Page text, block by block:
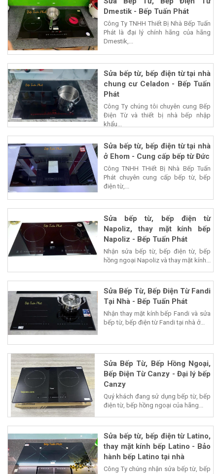
Dmestik - Bếp Tuấn Phát
Công Ty TNHH Thiết Bị Nhà Bếp Tuấn
Phát là đại lý chính hãng của hãng
Dmestik,...
Sửa bếp từ, bếp điện từ tại nhà
chung cư Celadon - Bếp Tuấn
Phát
Công Ty chúng tôi chuyên cung Bếp
Điện Từ và thiết bị nhà bếp nhập
khẩu...
Sửa bếp từ, bếp điện từ tại nhà
ở Ehom - Cung cấp bếp từ Đức
Công TNHH THiết Bị Nhà Bếp Tuấn
Phát chuyên cung cấp bếp từ, bếp
điện từ,...
Sửa bếp từ, bếp điện từ
Napoliz, thay mặt kính bếp
Napoliz - Bếp Tuấn Phát
Nhận sửa bếp từ, bếp điện từ, bếp
hồng ngoại Napoliz và thay mặt kính...
Sửa Bếp Từ, Bếp Điện Từ Fandi
Tại Nhà - Bếp Tuấn Phát
Nhận thay mặt kính bếp Fandi và sửa
bếp từ, bếp điện từ Fandi tại nhà ở...
Sửa Bếp Từ, Bếp Hồng Ngoại,
Bếp Điện Từ Canzy - Đại lý bếp
Canzy
Quý khách đang sử dụng bếp từ, bếp
điện từ, bếp hồng ngoại của hãng...
Sửa bếp từ, bếp điện từ Latino,
thay mặt kính bếp Latino - Bảo
hành bếp Latino tại nhà
Công Ty chúng nhận sửa bếp từ, bếp